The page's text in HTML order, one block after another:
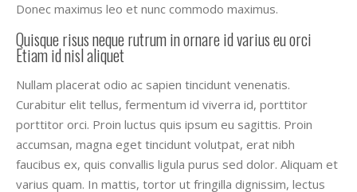
Donec maximus leo et nunc commodo maximus.
Quisque risus neque rutrum in ornare id varius eu orci
Etiam id nisl aliquet
Nullam placerat odio ac sapien tincidunt venenatis.
Curabitur elit tellus, fermentum id viverra id, porttitor
porttitor orci. Proin luctus quis ipsum eu sagittis. Proin
accumsan, magna eget tincidunt volutpat, erat nibh
faucibus ex, quis convallis ligula purus sed dolor. Aliquam et
varius quam. In mattis, tortor ut fringilla dignissim, lectus